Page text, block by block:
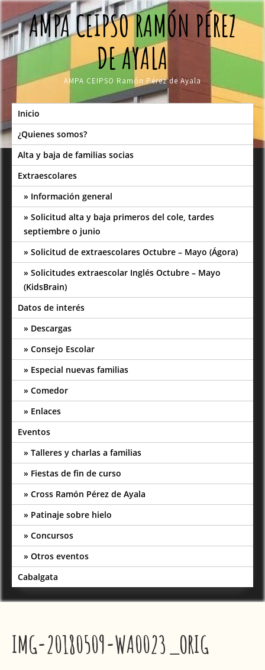
Skip
to
contentAMPA CEIPSO RAMÓN PÉREZ
DE AYALA
AMPA CEIPSO Ramón Pérez de Ayala
Inicio
¿Quienes somos?
Alta y baja de familias socias
Extraescolares
Información general
Solicitud alta y baja primeros del cole, tardes
septiembre o junio
Solicitud de extraescolares Octubre – Mayo (Ágora)
Solicitudes extraescolar Inglés Octubre – Mayo
(KidsBrain)
Datos de interés
Descargas
Consejo Escolar
Especial nuevas familias
Comedor
Enlaces
Eventos
Talleres y charlas a familias
Fiestas de fin de curso
Cross Ramón Pérez de Ayala
Patinaje sobre hielo
Concursos
Otros eventos
Cabalgata
IMG-20180509-WA0023_ORIG